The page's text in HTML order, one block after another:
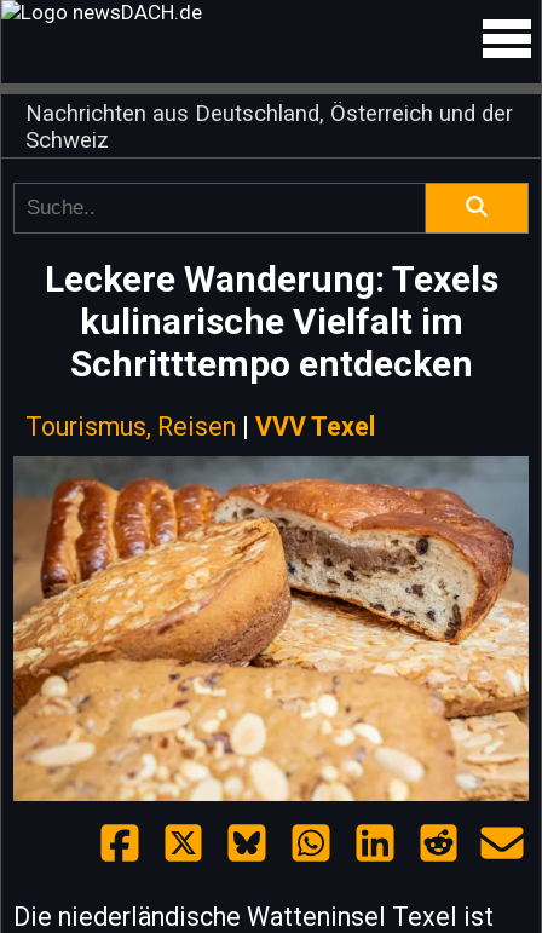
Nachrichten aus Deutschland, Österreich und der
Schweiz
Leckere Wanderung: Texels
kulinarische Vielfalt im
Schritttempo entdecken
Tourismus, Reisen | VVV Texel
Die niederländische Watteninsel Texel ist